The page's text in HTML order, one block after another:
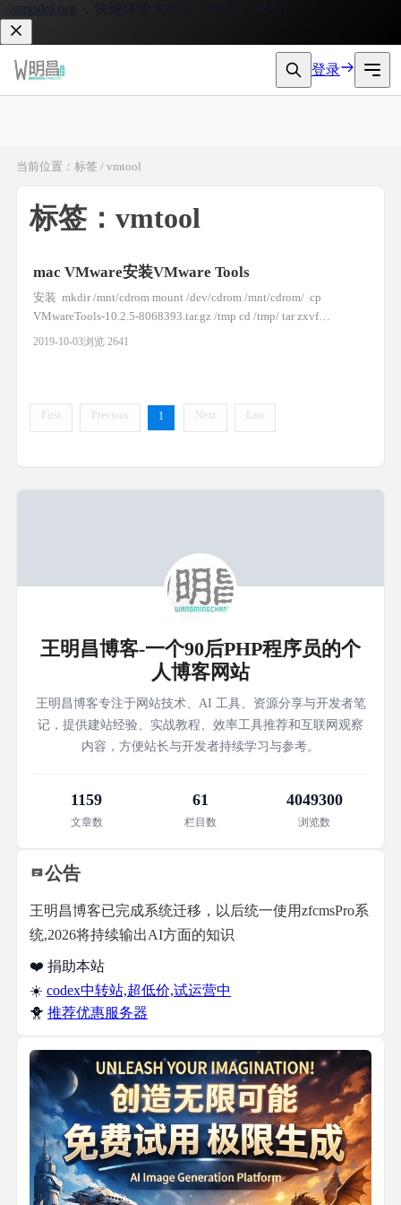
登录
当前位置：标签 / vmtool
标签：vmtool
mac VMware安装VMware Tools
安装 ￼ mkdir /mnt/cdrom mount /dev/cdrom /mnt/cdrom/ ￼ cp
VMwareTools-10.2.5-8068393.tar.gz /tmp cd /tmp/ tar zxvf
VMwareTools-10.2.5-8068393.tar.gz //解压文件 安装 yum -y install
2019-10-03浏览 2641
First Previous 1 Next Last
王明昌博客-一个90后PHP程序员的个
人博客网站
王明昌博客专注于网站技术、AI 工具、资源分享与开发者笔
记，提供建站经验、实战教程、效率工具推荐和互联网观察
内容，方便站长与开发者持续学习与参考。
1159
文章数
61
栏目数
4049300
浏览数
公告
王明昌博客已完成系统迁移，以后统一使用zfcmsPro系
统,2026将持续输出AI方面的知识
❤️ 捐助本站
☀️ codex中转站,超低价,试运营中
🐥 推荐优惠服务器